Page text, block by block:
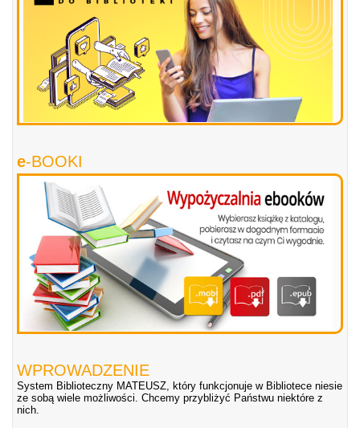
e-BOOKI
WPROWADZENIE
System Biblioteczny MATEUSZ, który funkcjonuje w Bibliotece niesie
ze sobą wiele możliwości. Chcemy przybliżyć Państwu niektóre z
nich.